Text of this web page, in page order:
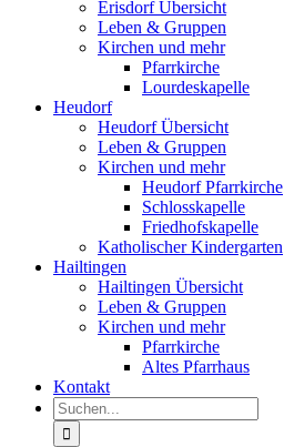
Erisdorf Übersicht
Leben & Gruppen
Kirchen und mehr
Pfarrkirche
Lourdeskapelle
Heudorf
Heudorf Übersicht
Leben & Gruppen
Kirchen und mehr
Heudorf Pfarrkirche
Schlosskapelle
Friedhofskapelle
Katholischer Kindergarten
Hailtingen
Hailtingen Übersicht
Leben & Gruppen
Kirchen und mehr
Pfarrkirche
Altes Pfarrhaus
Kontakt
Suche
nach: